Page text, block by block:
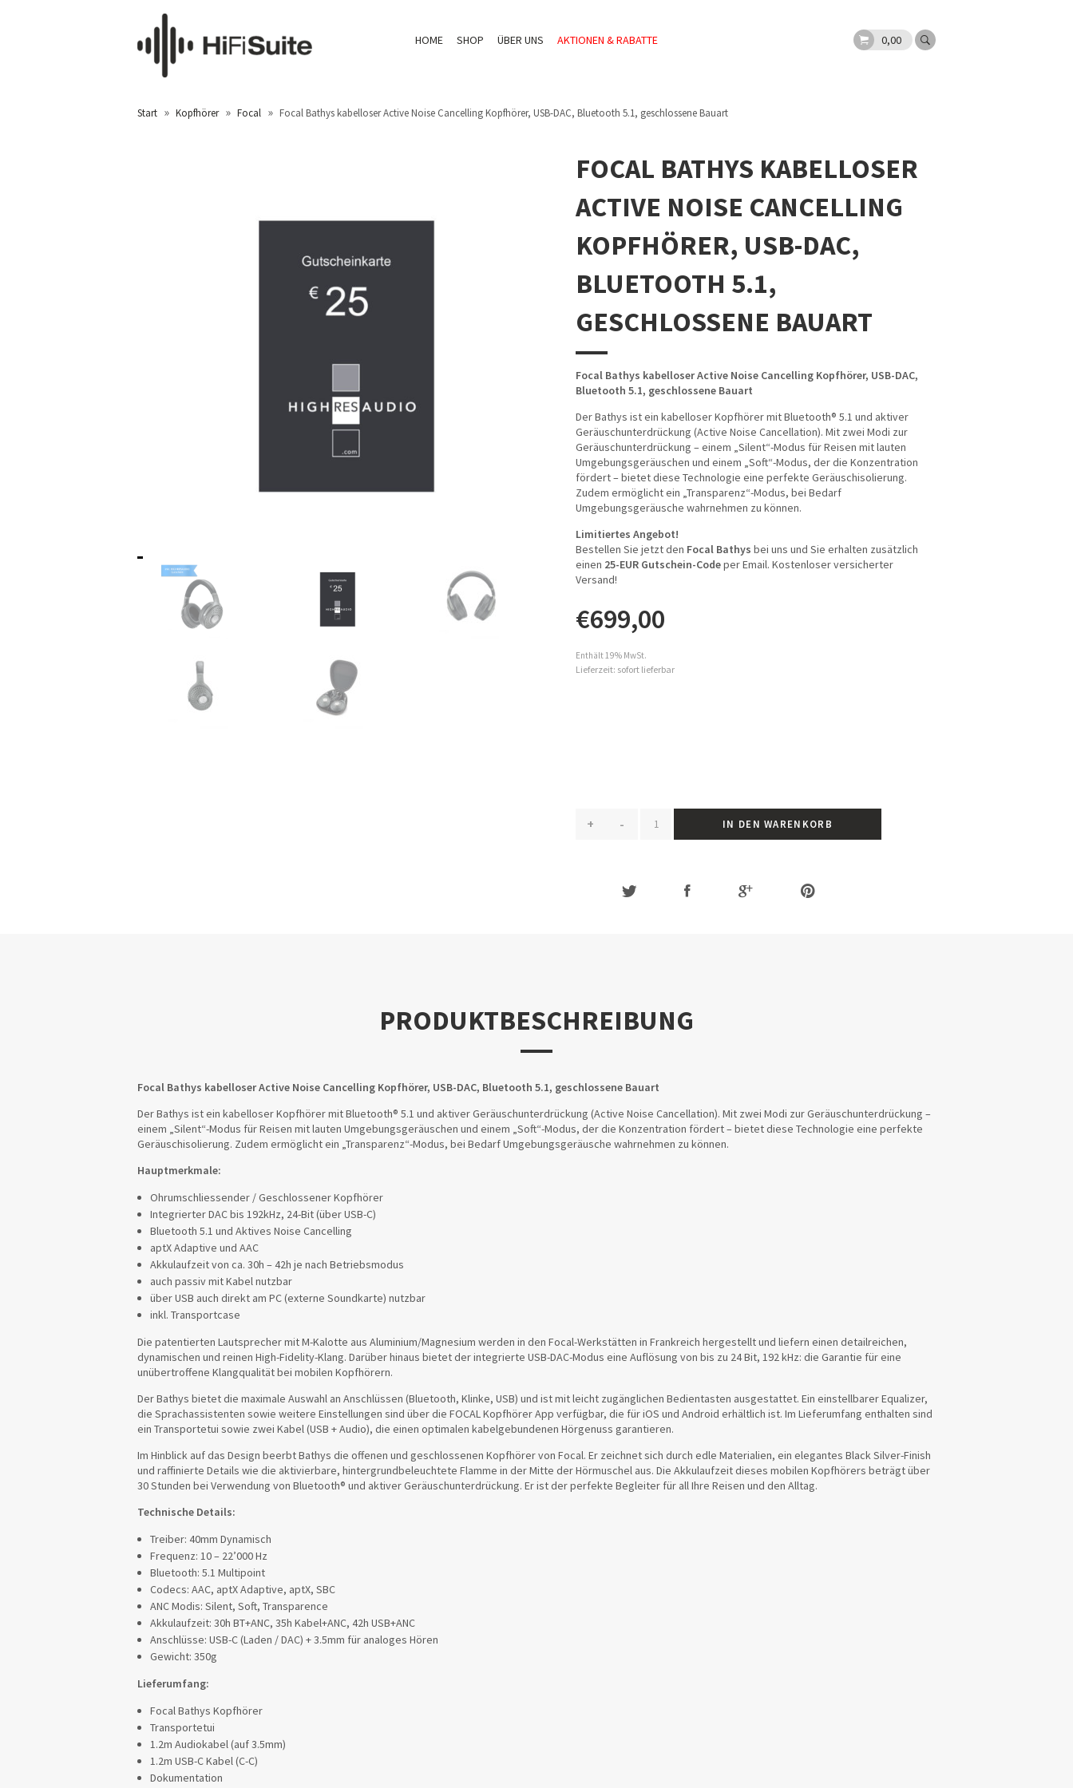
HOME SHOP ÜBER UNS AKTIONEN & RABATTE 0,00
Start » Kopfhörer » Focal » Focal Bathys kabelloser Active Noise Cancelling Kopfhörer, USB-DAC, Bluetooth 5.1, geschlossene Bauart
FOCAL BATHYS KABELLOSER
ACTIVE NOISE CANCELLING
KOPFHÖRER, USB-DAC,
BLUETOOTH 5.1,
GESCHLOSSENE BAUART
Focal Bathys kabelloser Active Noise Cancelling Kopfhörer, USB-DAC,
Bluetooth 5.1, geschlossene Bauart
Der Bathys ist ein kabelloser Kopfhörer mit Bluetooth® 5.1 und aktiver
Geräuschunterdrückung (Active Noise Cancellation). Mit zwei Modi zur
Geräuschunterdrückung – einem „Silent“-Modus für Reisen mit lauten
Umgebungsgeräuschen und einem „Soft“-Modus, der die Konzentration
fördert – bietet diese Technologie eine perfekte Geräuschisolierung.
Zudem ermöglicht ein „Transparenz“-Modus, bei Bedarf
Umgebungsgeräusche wahrnehmen zu können.
Limitiertes Angebot!
Bestellen Sie jetzt den Focal Bathys bei uns und Sie erhalten zusätzlich
einen 25-EUR Gutschein-Codeper Email. Kostenloser versicherter
Versand!
€699,00
Enthält 19% MwSt.
Lieferzeit: sofort lieferbar
+ - IN DEN WARENKORB
PRODUKTBESCHREIBUNG
Focal Bathys kabelloser Active Noise Cancelling Kopfhörer, USB-DAC, Bluetooth 5.1, geschlossene Bauart
Der Bathys ist ein kabelloser Kopfhörer mit Bluetooth® 5.1 und aktiver Geräuschunterdrückung (Active Noise Cancellation). Mit zwei Modi zur Geräuschunterdrückung –
einem „Silent“-Modus für Reisen mit lauten Umgebungsgeräuschen und einem „Soft“-Modus, der die Konzentration fördert – bietet diese Technologie eine perfekte
Geräuschisolierung. Zudem ermöglicht ein „Transparenz“-Modus, bei Bedarf Umgebungsgeräusche wahrnehmen zu können.
Hauptmerkmale:
Ohrumschliessender / Geschlossener Kopfhörer
Integrierter DAC bis 192kHz, 24-Bit (über USB-C)
Bluetooth 5.1 und Aktives Noise Cancelling
aptX Adaptive und AAC
Akkulaufzeit von ca. 30h – 42h je nach Betriebsmodus
auch passiv mit Kabel nutzbar
über USB auch direkt am PC (externe Soundkarte) nutzbar
inkl. Transportcase
Die patentierten Lautsprecher mit M-Kalotte aus Aluminium/Magnesium werden in den Focal-Werkstätten in Frankreich hergestellt und liefern einen detailreichen,
dynamischen und reinen High-Fidelity-Klang. Darüber hinaus bietet der integrierte USB-DAC-Modus eine Auflösung von bis zu 24 Bit, 192 kHz: die Garantie für eine
unübertroffene Klangqualität bei mobilen Kopfhörern.
Der Bathys bietet die maximale Auswahl an Anschlüssen (Bluetooth, Klinke, USB) und ist mit leicht zugänglichen Bedientasten ausgestattet. Ein einstellbarer Equalizer,
die Sprachassistenten sowie weitere Einstellungen sind über die FOCAL Kopfhörer App verfügbar, die für iOS und Android erhältlich ist. Im Lieferumfang enthalten sind
ein Transportetui sowie zwei Kabel (USB + Audio), die einen optimalen kabelgebundenen Hörgenuss garantieren.
Im Hinblick auf das Design beerbt Bathys die offenen und geschlossenen Kopfhörer von Focal. Er zeichnet sich durch edle Materialien, ein elegantes Black Silver-Finish
und raffinierte Details wie die aktivierbare, hintergrundbeleuchtete Flamme in der Mitte der Hörmuschel aus. Die Akkulaufzeit dieses mobilen Kopfhörers beträgt über
30 Stunden bei Verwendung von Bluetooth® und aktiver Geräuschunterdrückung. Er ist der perfekte Begleiter für all Ihre Reisen und den Alltag.
Technische Details:
Treiber: 40mm Dynamisch
Frequenz: 10 – 22’000 Hz
Bluetooth: 5.1 Multipoint
Codecs: AAC, aptX Adaptive, aptX, SBC
ANC Modis: Silent, Soft, Transparence
Akkulaufzeit: 30h BT+ANC, 35h Kabel+ANC, 42h USB+ANC
Anschlüsse: USB-C (Laden / DAC) + 3.5mm für analoges Hören
Gewicht: 350g
Lieferumfang:
Focal Bathys Kopfhörer
Transportetui
1.2m Audiokabel (auf 3.5mm)
1.2m USB-C Kabel (C-C)
Dokumentation